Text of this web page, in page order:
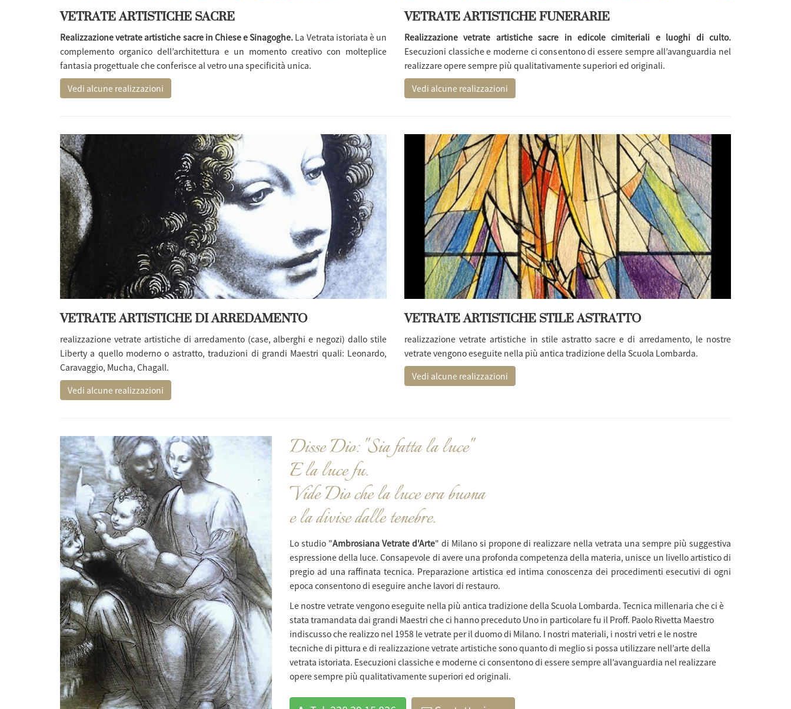
VETRATE ARTISTICHE SACRE
Realizzazione vetrate artistiche sacre in Chiese e Sinagoghe. La Vetrata istoriata è un
complemento organico dell’architettura e un momento creativo con molteplice
fantasia progettuale che conferisce al vetro una specificità unica.
Vedi alcune realizzazioni
VETRATE ARTISTICHE FUNERARIE
Realizzazione vetrate artistiche sacre in edicole cimiteriali e luoghi di culto.
Esecuzioni classiche e moderne ci consentono di essere sempre all’avanguardia nel
realizzare opere sempre più qualitativamente superiori ed originali.
Vedi alcune realizzazioni
VETRATE ARTISTICHE DI ARREDAMENTO
realizzazione vetrate artistiche di arredamento (case, alberghi e negozi) dallo stile
Liberty a quello moderno o astratto, traduzioni di grandi Maestri quali: Leonardo,
Caravaggio, Mucha, Chagall.
Vedi alcune realizzazioni
VETRATE ARTISTICHE STILE ASTRATTO
realizzazione vetrate artistiche in stile astratto sacre e di arredamento, le nostre
vetrate vengono eseguite nella più antica tradizione della Scuola Lombarda.
Vedi alcune realizzazioni
Disse Dio: "Sia fatta la luce"
E la luce fu.
Vide Dio che la luce era buona
e la divise dalle tenebre.
Lo studio "Ambrosiana Vetrate d'Arte" di Milano si propone di realizzare nella vetrata una sempre più suggestiva
espressione della luce. Consapevole di avere una profonda competenza della materia, unisce un livello artistico di
pregio ad una raffinata tecnica. Preparazione artistica ed intima conoscenza dei procedimenti esecutivi di ogni
epoca consentono di eseguire anche lavori di restauro.
Le nostre vetrate vengono eseguite nella più antica tradizione della Scuola Lombarda. Tecnica millenaria che ci è
stata tramandata dai grandi Maestri che ci hanno preceduto Uno in particolare fu il Proff. Paolo Rivetta Maestro
indiscusso che realizzo nel 1958 le vetrate per il duomo di Milano. I nostri materiali, i nostri vetri e le nostre
tecniche di pittura e di realizzazione vetrate artistichesono quanto di meglio si possa utilizzare nell’arte della
vetrata istoriata. Esecuzioni classiche e moderne ci consentono di essere sempre all’avanguardia nel realizzare
opere sempre più qualitativamente superiori ed originali.